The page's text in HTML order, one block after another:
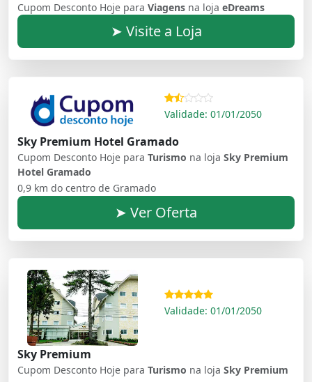
Cupom Desconto Hoje para Viagens na loja eDreams
➤ Visite a Loja
Validade: 01/01/2050
Sky Premium Hotel Gramado
Cupom Desconto Hoje para Turismo na loja Sky Premium
Hotel Gramado
0,9 km do centro de Gramado
➤ Ver Oferta
Validade: 01/01/2050
Sky Premium
Cupom Desconto Hoje para Turismo na loja Sky Premium